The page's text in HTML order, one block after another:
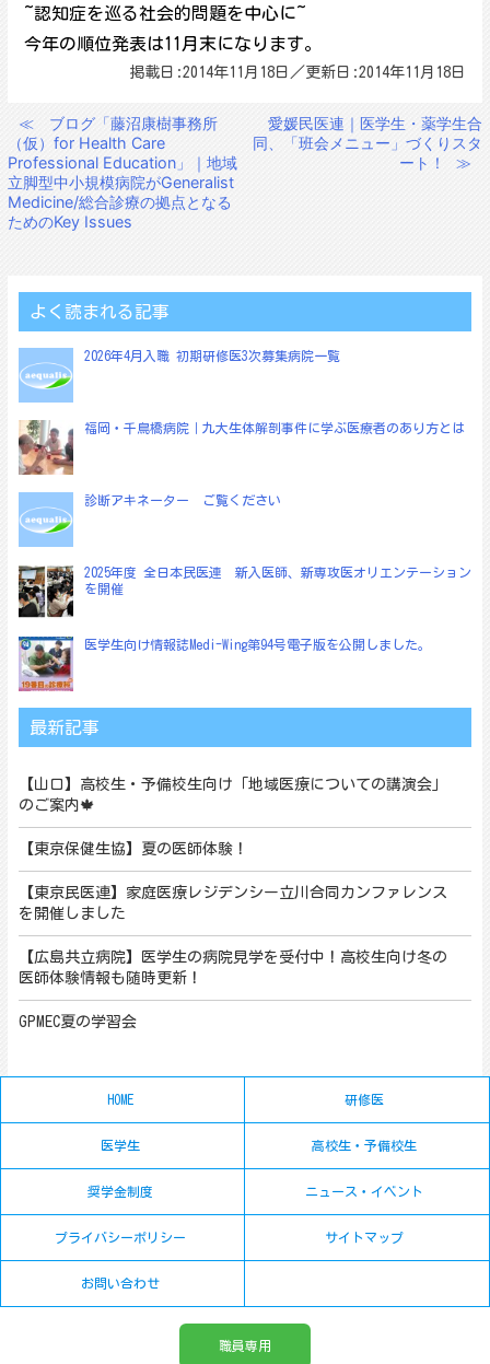
~認知症を巡る社会的問題を中心に~
今年の順位発表は11月末になります。
掲載日:2014年11月18日／更新日:2014年11月18日
投
稿
ナ
ビ
ン
≪
ブログ「藤沼康樹事務所
（仮）for Health Care
Professional Education」｜地域
立脚型中小規模病院がGeneralist
Medicine/総合診療の拠点となる
ためのKey Issues
愛媛民医連｜医学生・薬学生合
同、「班会メニュー」づくりスタ
ート！
≫
よく読まれる記事
2026年4月入職 初期研修医3次募集病院一覧
福岡・千鳥橋病院｜九大生体解剖事件に学ぶ医療者のあり方とは
診断アキネーター ご覧ください
2025年度 全日本民医連 新入医師、新専攻医オリエンテーション
を開催
医学生向け情報誌Medi-Wing第94号電子版を公開しました。
最新記事
【山口】高校生・予備校生向け「地域医療についての講演会」
のご案内🍁
【東京保健生協】夏の医師体験！
【東京民医連】家庭医療レジデンシー立川合同カンファレンス
を開催しました
【広島共立病院】医学生の病院見学を受付中！高校生向け冬の
医師体験情報も随時更新！
GPMEC夏の学習会
HOME 研修医
医学生 高校生・予備校生
奨学金制度 ニュース・イベント
プライバシーポリシー サイトマップ
お問い合わせ
職員専用